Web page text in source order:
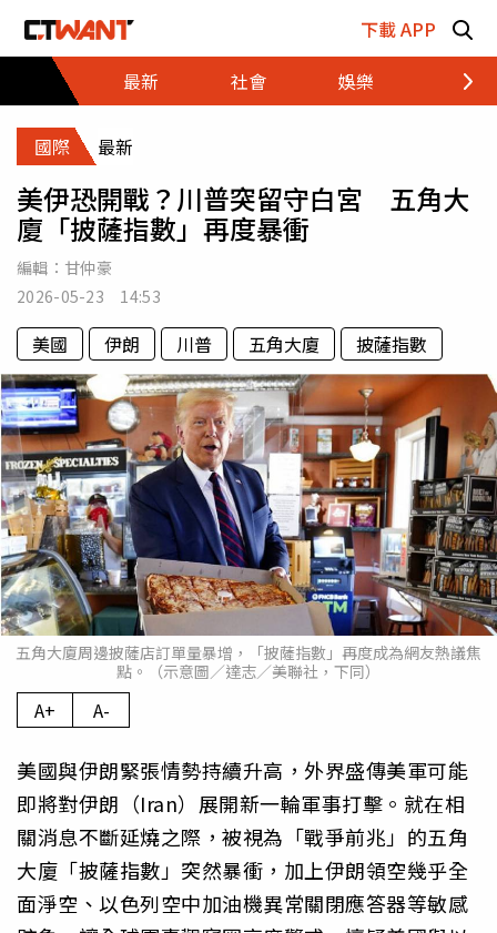
下載 APP
最新
社會 娛樂 財經
國際 最新
美伊恐開戰？川普突留守白宮 五角大
廈「披薩指數」再度暴衝
編輯： 甘仲豪
2026-05-23 14:53
美國 伊朗 川普 五角大廈 披薩指數
五角大廈周邊披薩店訂單量暴增，「披薩指數」再度成為網友熱議焦
點。（示意圖／達志／美聯社，下同）
A+ A-
美國與伊朗緊張情勢持續升高，外界盛傳美軍可能
即將對伊朗（Iran）展開新一輪軍事打擊。就在相
關消息不斷延燒之際，被視為「戰爭前兆」的五角
大廈「披薩指數」突然暴衝，加上伊朗領空幾乎全
面淨空、以色列空中加油機異常關閉應答器等敏感